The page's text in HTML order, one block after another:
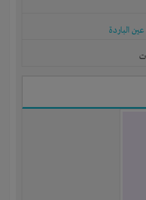
عين الباردة